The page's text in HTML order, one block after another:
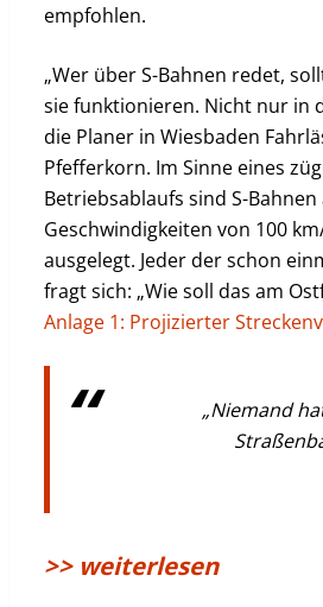
empfohlen.
„Wer über S-Bahnen redet,
sie funktionieren. Nicht nur in
die Planer in Wiesbaden
Pfefferkorn. Im Sinne eines
Betriebsablaufs sind S-Bahnen
Geschwindigkeiten von 100
ausgelegt. Jeder der schon
fragt sich: „Wie soll das am
Anlage 1: Projizierter
„Niemand
>> weiterlesen